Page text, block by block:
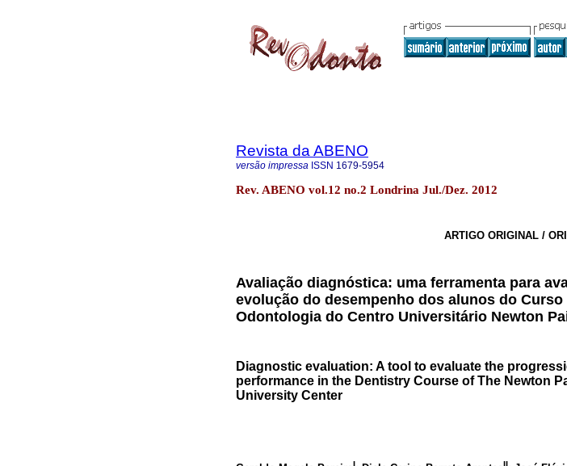
Revista da ABENO
versão impressa ISSN 1679-5954
Rev. ABENO vol.12 no.2 Londrina Jul./Dez. 2012
ARTIGO ORIGINAL /
Avaliação diagnóstica: uma ferramenta para
evolução do desempenho dos alunos do Curso
Odontologia do Centro Universitário Newton
Diagnostic evaluation: A tool to evaluate the
performance in the Dentistry Course of The Newton
University Center
I II